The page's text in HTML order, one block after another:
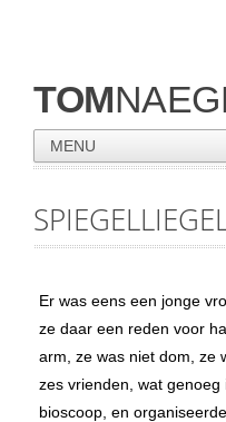
TOM
Er was eens een jonge
ze daar een reden voor
arm, ze was niet dom, ze
zes vrienden, wat
bioscoop, en